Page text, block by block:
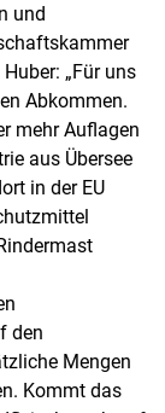
und
„Für uns
Abkommen.
mehr Auflagen
aus Übersee
in der EU
den
Mengen
Kommt das